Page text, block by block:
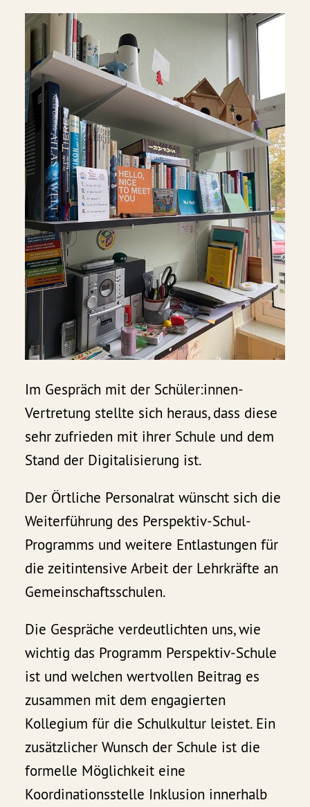
Im Gespräch mit der Schüler:innen-
Vertretung stellte sich heraus, dass diese
sehr zufrieden mit ihrer Schule und dem
Stand der Digitalisierung ist.
Der Örtliche Personalrat wünscht sich die
Weiterführung des Perspektiv-Schul-
Programms und weitere Entlastungen für
die zeitintensive Arbeit der Lehrkräfte an
Gemeinschaftsschulen.
Die Gespräche verdeutlichten uns, wie
wichtig das Programm Perspektiv-Schule
ist und welchen wertvollen Beitrag es
zusammen mit dem engagierten
Kollegium für die Schulkultur leistet. Ein
zusätzlicher Wunsch der Schule ist die
formelle Möglichkeit eine
Koordinationsstelle Inklusion innerhalb